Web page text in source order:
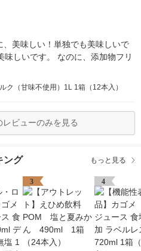
美味しい！単独でも美味しいで
しいです。 なのに、添加物フリ
ク（甘味不使用）1L 1箱（12本入）
ビューのみを見る
ング もっと見る
3 4